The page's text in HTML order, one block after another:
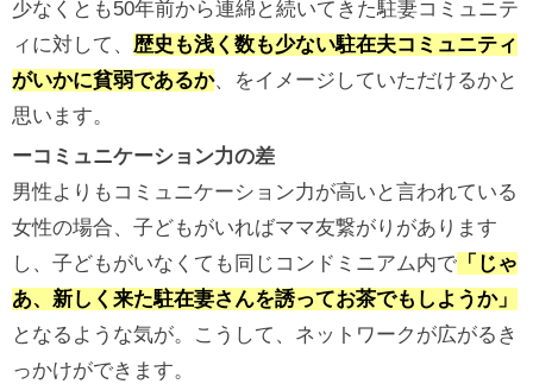
少なくとも50年前から連綿と続いてきた駐妻コミュニテ
ィに対して、 歴史も浅く数も少ない駐在夫コミュニティ
がいかに貧弱であるか、をイメージしていただけるかと
思います。
ーコミュニケーション力の差
男性よりもコミュニケーション力が高いと言われている
女性の場合、子どもがいればママ友繋がりがあります
し、子どもがいなくても同じコンドミニアム内で 「じゃ
あ、新しく来た駐在妻さんを誘ってお茶でもしようか」
となるような気が。こうして、ネットワークが広がるき
っかけができます。